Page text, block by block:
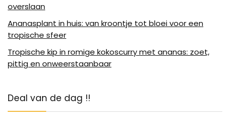
overslaan
Ananasplant in huis: van kroontje tot bloei voor een
tropische sfeer
Tropische kip in romige kokoscurry met ananas: zoet,
pittig en onweerstaanbaar
Deal van de dag !!